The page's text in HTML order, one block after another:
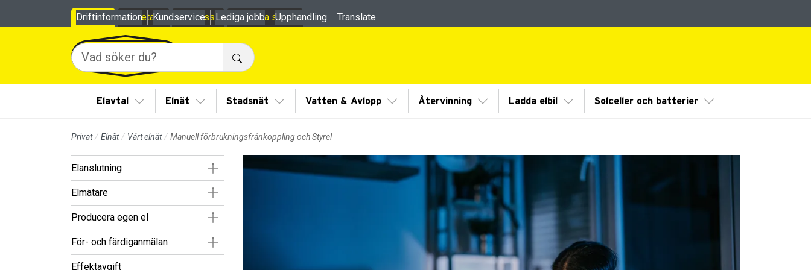
Till sidans huvudinnehåll
Privat
Företag Om oss Mina sidor
Sök
Elavtal Visa/Göm undermeny
Elnät Visa/Göm undermeny
Stadsnät Visa/Göm undermeny
Vatten & Avlopp Visa/Göm undermeny
Återvinning Visa/Göm undermeny
Ladda elbil Visa/Göm undermeny
Solceller och batterier Visa/Göm undermeny
Driftinformation Kundservice Lediga jobb Upphandling Translate
Privat Elnät Vårt elnät Manuell förbrukningsfrånkoppling och Styrel
Elanslutning Visa/Göm undermeny
Elmätare Visa/Göm undermeny
Producera egen el Visa/Göm undermeny
För- och färdiganmälan Visa/Göm undermeny
Effektavgift